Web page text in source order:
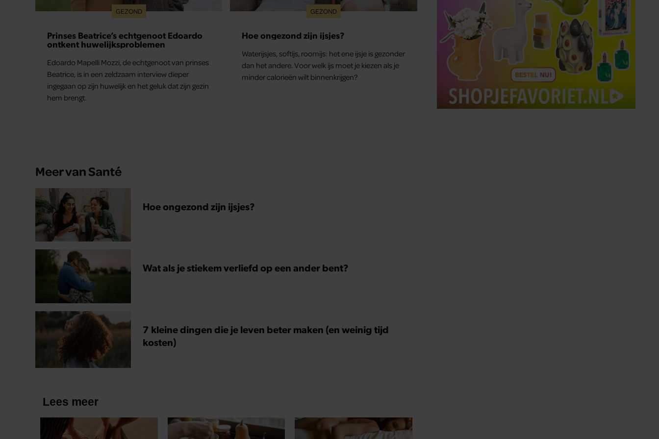
GEZOND
Prinses Beatrice’s echtgenoot Edoardo
ontkent huwelijksproblemen
Edoardo Mapelli Mozzi, de echtgenoot van prinses
Beatrice, is in een zeldzaam interview dieper
ingegaan op zijn huwelijk en het geluk dat zijn gezin
hem brengt.
GEZOND
Hoe ongezond zijn ijsjes?
Waterijsjes, softijs, roomijs: het ene ijsje is gezonder
dan het andere. Voor welk ijs moet je kiezen als je
minder calorieën wilt binnenkrijgen?
Meer van Santé
Hoe ongezond zijn ijsjes?
Wat als je stiekem verliefd op een ander bent?
7 kleine dingen die je leven beter maken (en weinig tijd
kosten)